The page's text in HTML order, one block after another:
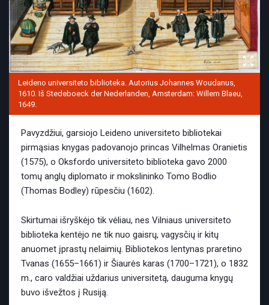
Leideno universiteto biblioteka. Autorius Johannes Woudanus,
1610. Iš Stedeboeck der Nederlanden, Amsterdam: Willem Blaeu,
1649.
Pavyzdžiui, garsiojo Leideno universiteto bibliotekai
pirmąsias knygas padovanojo princas Vilhelmas Oranietis
(1575), o Oksfordo universiteto biblioteka gavo 2000
tomų anglų diplomato ir mokslininko Tomo Bodlio
(Thomas Bodley) rūpesčiu (1602).
Skirtumai išryškėjo tik vėliau, nes Vilniaus universiteto
biblioteka kentėjo ne tik nuo gaisrų, vagysčių ir kitų
anuomet įprastų nelaimių. Bibliotekos lentynas praretino
Tvanas (1655–1661) ir Šiaurės karas (1700–1721), o 1832
m., caro valdžiai uždarius universitetą, dauguma knygų
buvo išvežtos į Rusiją.